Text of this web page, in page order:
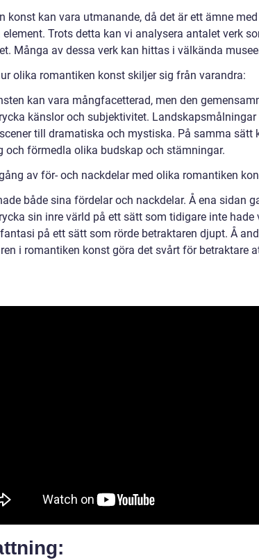
konst kan vara utmanande, då det är ett ämne
Trots detta kan vi analysera antalet verk
Många av dessa verk kan hittas i välkända
olika romantiken konst skiljer sig från varandra:
kan vara mångfacetterad, men den
känslor och subjektivitet.
till dramatiska och mystiska. På samma sätt
och förmedla olika budskap och stämningar.
av för- och nackdelar med olika romantiken
både sina fördelar och nackdelar. Å ena sidan
sin inre värld på ett sätt som tidigare inte
på ett sätt som rörde betraktaren djupt. Å
i romantiken konst göra det svårt för betraktare